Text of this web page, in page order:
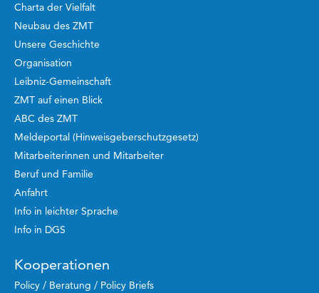
Charta der Vielfalt
Neubau des ZMT
Unsere Geschichte
Organisation
Leibniz-Gemeinschaft
ZMT auf einen Blick
ABC des ZMT
Meldeportal (Hinweisgeberschutzgesetz)
Mitarbeiterinnen und Mitarbeiter
Beruf und Familie
Anfahrt
Info in leichter Sprache
Info in DGS
Kooperationen
Policy / Beratung / Policy Briefs